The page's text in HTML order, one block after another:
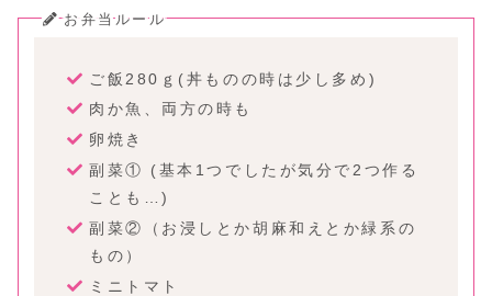
お弁当ルール
ご飯280ｇ(丼ものの時は少し多め)
肉か魚、両方の時も
卵焼き
副菜① (基本1つでしたが気分で2つ作る
ことも…)
副菜②（お浸しとか胡麻和えとか緑系の
もの）
ミニトマト